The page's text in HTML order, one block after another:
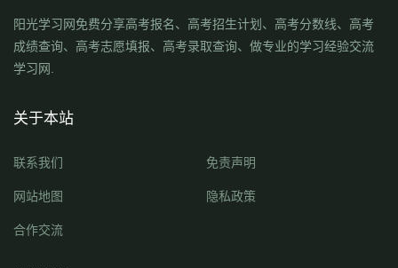
阳光学习网免费分享高考报名、高考招生计划、高考分数线、高考
成绩查询、高考志愿填报、高考录取查询、做专业的学习经验交流
学习网.
关于本站
联系我们 免责声明
网站地图 隐私政策
合作交流